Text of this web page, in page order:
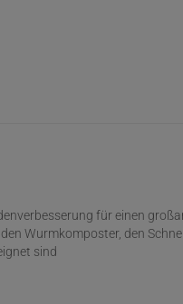
für einen
Wurmkomposter, den
sind